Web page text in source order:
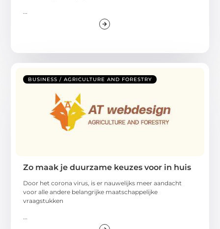
BUSINESS / AGRICULTURE AND FORESTRY
Zo maak je duurzame keuzes voor in huis
Door het corona virus, is er nauwelijks meer aandacht
voor alle andere belangrijke maatschappelijke
vraagstukken